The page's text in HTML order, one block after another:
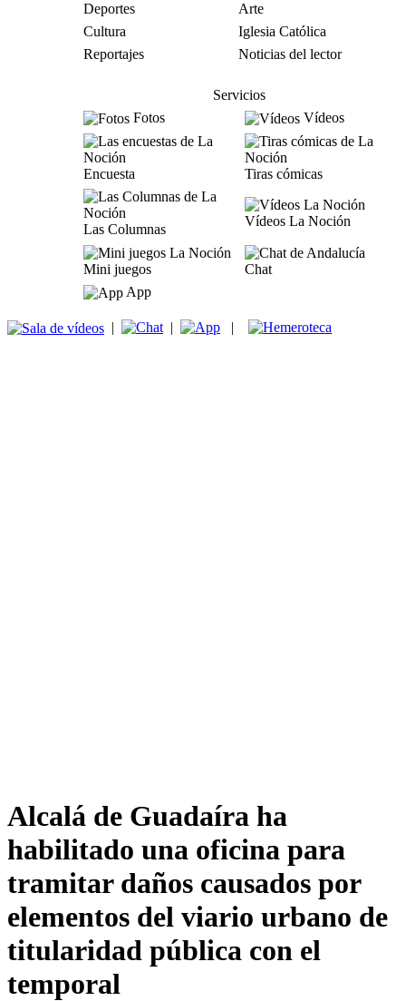
Deportes
Arte
Cultura
Iglesia Católica
Reportajes
Noticias del lector
Servicios
Fotos
Vídeos
Encuesta Tiras cómicas
Las Columnas
Vídeos La Noción
Mini juegos
Chat
App
| | |
Alcalá de Guadaíra ha
habilitado una oficina para
tramitar daños causados por
elementos del viario urbano de
titularidad pública con el
temporal